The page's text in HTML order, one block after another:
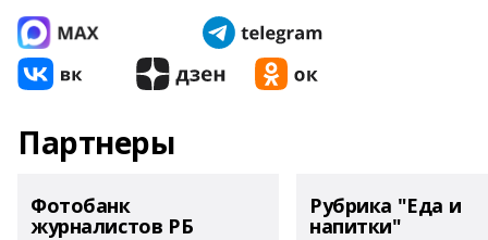
Партнеры
Фотобанк
журналистов РБ
Рубрика "Еда и
напитки"